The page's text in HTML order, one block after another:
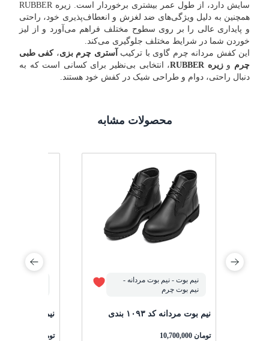
سایش دارد، از طول عمر بیشتری برخوردار است. زیره RUBBER
همچنین به دلیل ویژگی‌های ضد لغزش و انعطاف‌پذیری خود، راحتی
و پایداری عالی را بر روی سطوح مختلف فراهم می‌آورد و از لیز
خوردن شما در شرایط مختلف جلوگیری می‌کند.
این کفش مردانه چرم گاوی با ترکیب آستری چرم بزی،کفی طبی
چرم وزیره RUBBER
، انتخابی بی‌نظیر برای کسانی است که به
دنبال راحتی، دوام و طراحی شیک در کفش خود هستند.
محصولات مشابه
نیم بوت - نیم بوت مردانه -
نیم بوت چرم
نیم بوت مردانه کد ۱۰۹۳ بندی
تومان
نیم بوت مردانه کد
تومان